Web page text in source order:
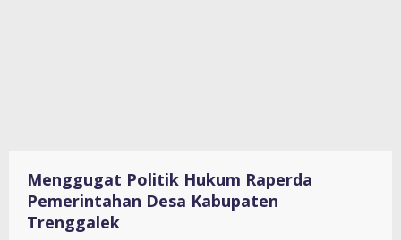
Menggugat Politik Hukum Raperda
Pemerintahan Desa Kabupaten
Trenggalek